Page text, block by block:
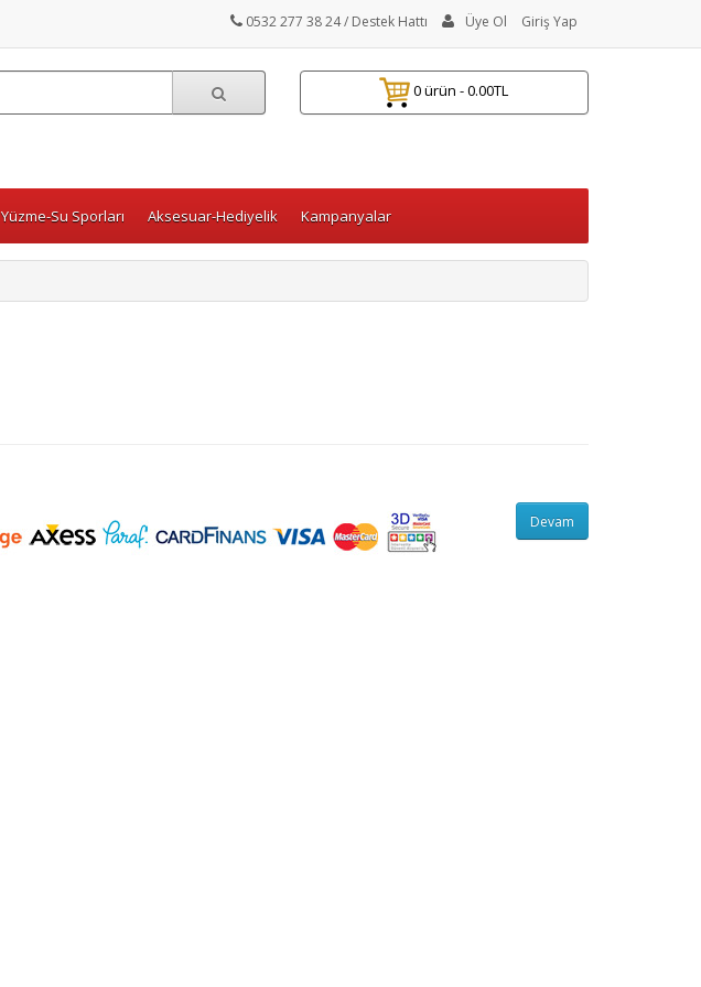
0532 277 38 24/ Destek Hattı Üye Ol Giriş Yap
0 ürün - 0.00TL
Yüzme-Su Sporları Aksesuar-Hediyelik Kampanyalar
Devam